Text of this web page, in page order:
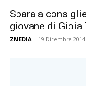
Spara a
giovane di Gioia
ZMEDIA - 19 Dicembre 2014